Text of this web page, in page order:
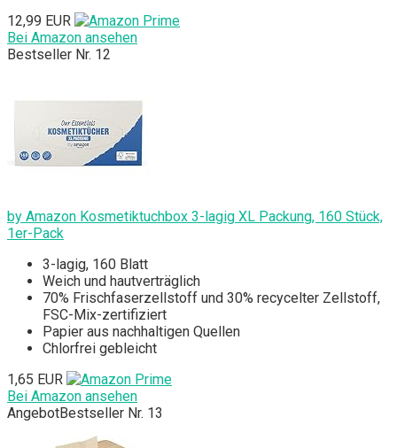
12,99 EUR
Bei Amazon ansehen
Bestseller Nr. 12
by Amazon Kosmetiktuchbox 3-lagig XL Packung, 160 Stück,
1er-Pack
3-lagig, 160 Blatt
Weich und hautverträglich
70% Frischfaserzellstoff und 30% recycelter Zellstoff,
FSC-Mix-zertifiziert
Papier aus nachhaltigen Quellen
Chlorfrei gebleicht
1,65 EUR
Bei Amazon ansehen
AngebotBestseller Nr. 13